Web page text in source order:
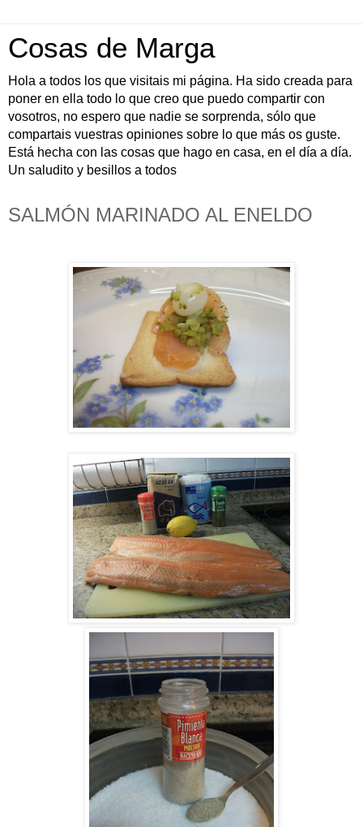
Cosas de Marga
Hola a todos los que visitais mi página. Ha sido creada para
poner en ella todo lo que creo que puedo compartir con
vosotros, no espero que nadie se sorprenda, sólo que
compartais vuestras opiniones sobre lo que más os guste.
Está hecha con las cosas que hago en casa, en el día a día.
Un saludito y besillos a todos
SALMÓN MARINADO AL ENELDO